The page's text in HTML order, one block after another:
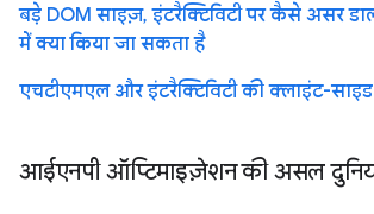
बड़े DOM साइज़, इंटरैक्टिविटी पर कैसे असर
में क्या किया जा सकता है
एचटीएमएल और इंटरैक्टिविटी की क्लाइंट-साइड
आईएनपी ऑप्टिमाइज़ेशन की असल